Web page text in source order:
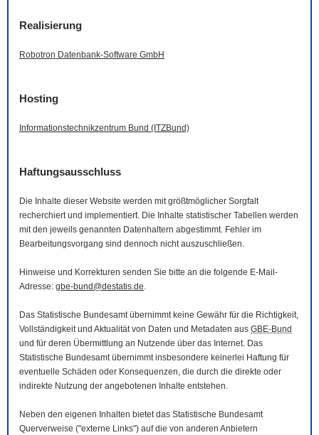
Realisierung
Robotron Datenbank-Software GmbH
Hosting
Informationstechnikzentrum Bund (ITZBund)
Haftungsausschluss
Die Inhalte dieser Website werden mit größtmöglicher Sorgfalt
recherchiert und implementiert. Die Inhalte statistischer Tabellen werden
mit den jeweils genannten Datenhaltern abgestimmt. Fehler im
Bearbeitungsvorgang sind dennoch nicht auszuschließen.
Hinweise und Korrekturen senden Sie bitte an die folgende E-Mail -
Adresse: gbe-bund@destatis.de.
Das Statistische Bundesamt übernimmt keine Gewähr für die Richtigkeit,
Vollständigkeit und Aktualität von Daten und Metadaten aus GBE-Bund
und für deren Übermittlung an Nutzende über das Internet. Das
Statistische Bundesamt übernimmt insbesondere keinerlei Haftung für
eventuelle Schäden oder Konsequenzen, die durch die direkte oder
indirekte Nutzung der angebotenen Inhalte entstehen.
Neben den eigenen Inhalten bietet das Statistische Bundesamt
Querverweise ("externe Links") auf die von anderen Anbietern